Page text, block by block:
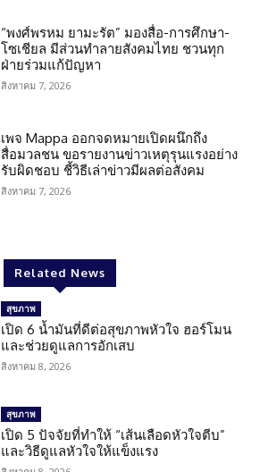
“พงศ์พรหม ยามะรัต” มองสื่อ-การศึกษา-
โซเชียล มีส่วนทำลายสังคมไทย ชวนทุก
ฝ่ายร่วมแก้ปัญหา
สิงหาคม 7, 2026
เพจ Mappa ออกจดหมายเปิดผนึกถึง
สื่อมวลชน ขอรายงานข่าวเหตุรุนแรงอย่าง
รับผิดชอบ ชี้วิธีเล่าข่าวมีผลต่อสังคม
สิงหาคม 7, 2026
Related News
สุขภาพ
เปิด 6 น้ำมันที่ดีต่อสุขภาพหัวใจ ฮอร์โมน
และช่วยดูแลการอักเสบ
สิงหาคม 8, 2026
สุขภาพ
เปิด 5 ปัจจัยที่ทำให้ “เส้นเลือดหัวใจตีบ”
และวิธีดูแลหัวใจให้แข็งแรง